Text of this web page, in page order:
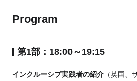
Program
第1部：18:00～19:15
インクルーシブ実践者の紹介（英国、